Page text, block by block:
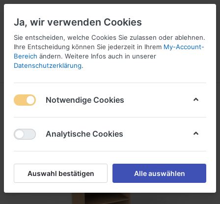
☎ 037296 69240
Menü Anmelden
Ja, wir verwenden Cookies
Sie entscheiden, welche Cookies Sie zulassen oder ablehnen.
Ihre Entscheidung können Sie jederzeit in Ihrem My-Account-
Bereich ändern. Weitere Infos auch in unserer
Datenschutzerklärung.
Notwendige Cookies
Analytische Cookies
Auswahl bestätigen Alle auswählen